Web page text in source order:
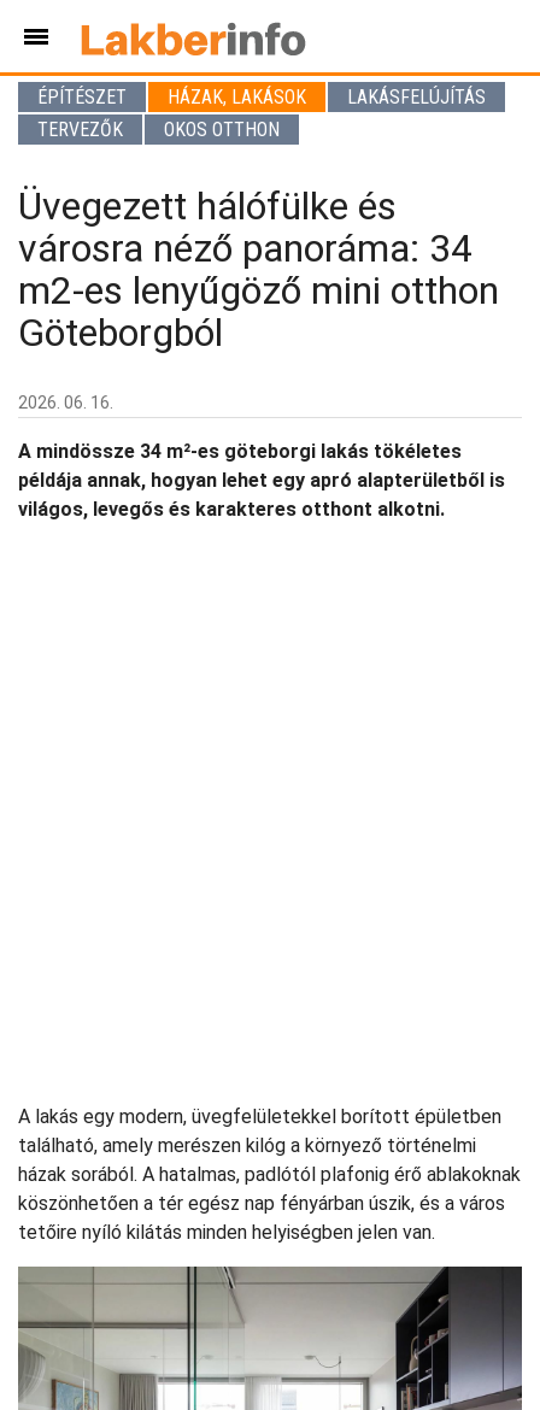
ÉPÍTÉSZET HÁZAK, LAKÁSOK
LAKÁSFELÚJÍTÁS
TERVEZŐK
OKOS OTTHON
Üvegezett hálófülke és
városra néző panoráma: 34
m2-es lenyűgöző mini otthon
Göteborgból
2026. 06. 16.
A mindössze 34 m²-es göteborgi lakás tökéletes
példája annak, hogyan lehet egy apró alapterületből is
világos, levegős és karakteres otthont alkotni.
A lakás egy modern, üvegfelületekkel borított épületben
található, amely merészen kilóg a környező történelmi
házak sorából. A hatalmas, padlótól plafonig érő ablakoknak
köszönhetően a tér egész nap fényárban úszik, és a város
tetőire nyíló kilátás minden helyiségben jelen van.